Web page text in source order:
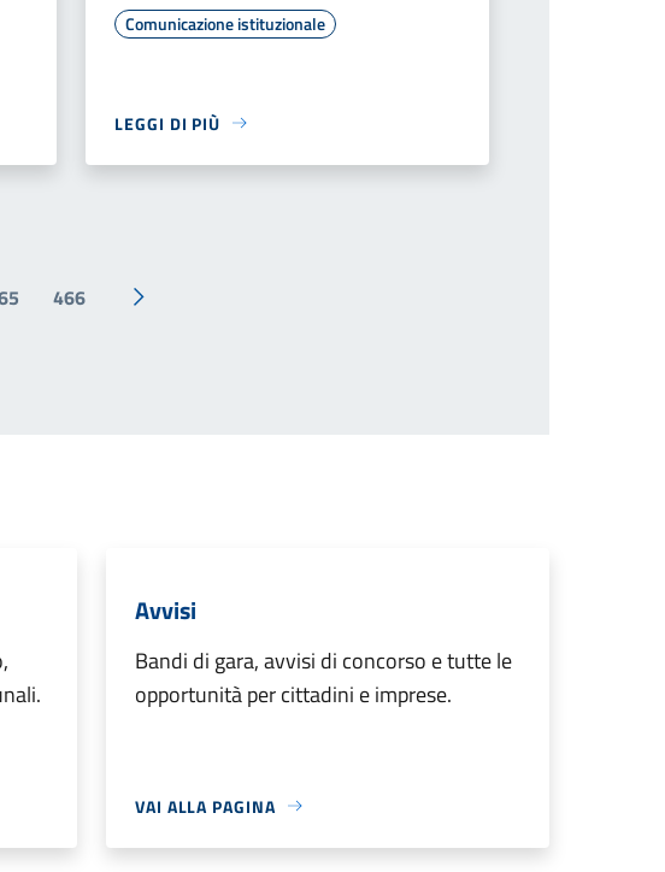
Comunicazione istituzionale
LEGGI DI PIÙ
466
Pagina successiva
Avvisi
Bandi di gara, avvisi di concorso e tutte le
opportunità per cittadini e imprese.
VAI ALLA PAGINA